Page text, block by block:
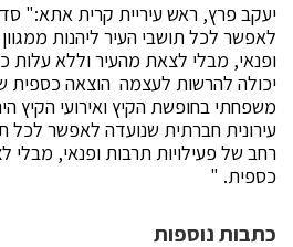
יעקב פרץ, ראש עיריית קרית אתא:"
לאפשר לכל תושבי העיר ליהנות
ופנאי, מבלי לצאת מהעיר וללא
יכולה להרשות לעצמה הוצאה כספית
משפחתי בחופשת הקיץ ואירועי הקיץ
עירונית חברתית שנועדה לאפשר לכל
רחב של פעילויות תרבות ופנאי, מבלי
כספית. "
כתבות נוספות